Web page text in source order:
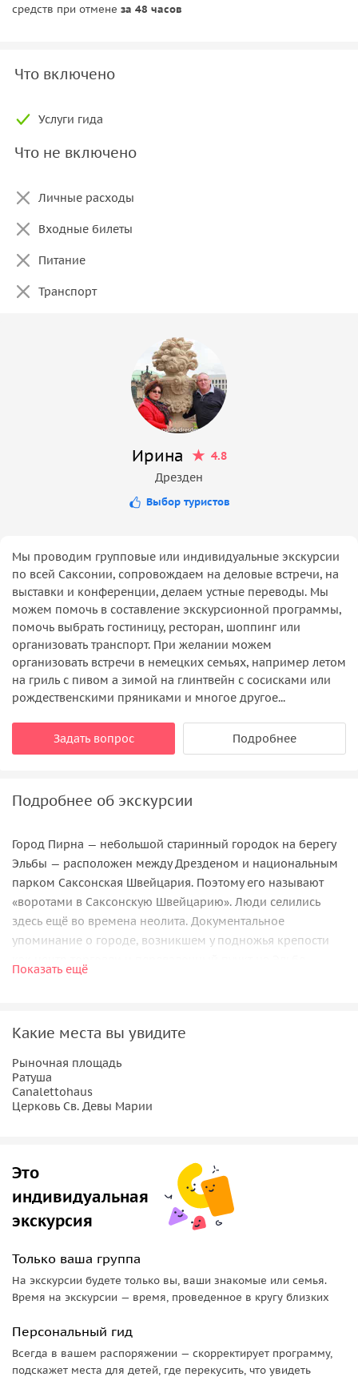
средств при отмене за 48 часов
Что включено
Услуги гида
Что не включено
Личные расходы
Входные билеты
Питание
Транспорт
Ирина
4.8
Дрезден
Выбор туристов
Мы проводим групповые или индивидуальные экскурсии
по всей Саксонии, сопровождаем на деловые встречи, на
выставки и конференции, делаем устные переводы. Мы
можем помочь в составление экскурсионной программы,
помочь выбрать гостиницу, ресторан, шоппинг или
организовать транспорт. При желании можем
организовать встречи в немецких семьях, например летом
на гриль с пивом а зимой на глинтвейн с сосисками или
рождественскими пряниками и многое другое...
Задать вопрос Подробнее
Подробнее об экскурсии
Город Пирна — небольшой старинный городок на берегу
Эльбы — расположен между Дрезденом и национальным
парком Саксонская Швейцария. Поэтому его называют
«воротами в Саксонскую Швейцарию». Люди селились
здесь ещё во времена неолита. Документальное
упоминание о городе, возникшем у подножья крепости
относится к XIII веку. В период экономического расцвета
Рыночная площадь, с которой открывается великолепный
вид на ратушу и церковь Св. Девы Марии — одну из
главных достопримечательностей. В Canalettohaus (самом
художника Бернардо Беллотто, известного также как
Каналетто, написавшего 11 видов города. Город часто
называют музей под открытым небом, посещение
которого оставит у Вас незабываемые впечатления!
Показать ещё
Какие места вы увидите
Рыночная площадь
Ратуша
Canalettohaus
Церковь Св. Девы Марии
Это
индивидуальная
экскурсия
Только ваша группа
На экскурсии будете только вы, ваши знакомые или семья.
Время на экскурсии — время, проведенное в кругу близких
Персональный гид
Всегда в вашем распоряжении — скорректирует программу,
подскажет места для детей, где перекусить, что увидеть